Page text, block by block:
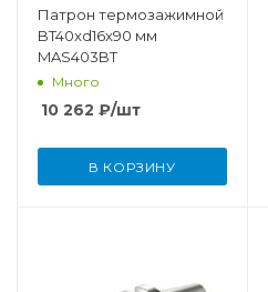
Патрон термозажимной
BT40xd16x90 мм
MAS403BT
Много
10 262 ₽/шт
В КОРЗИНУ